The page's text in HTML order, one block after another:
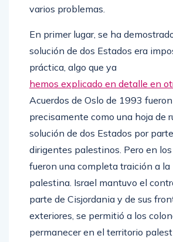
varios problemas.
En primer lugar, se ha
solución de dos Estados era
práctica, algo que ya
hemos explicado en detalle en
Acuerdos de Oslo de 1993
precisamente como una hoja de
solución de dos Estados por
dirigentes palestinos. Pero en
fueron una completa traición a la
palestina. Israel mantuvo el
parte de Cisjordania y de sus
exteriores, se permitió a los
permanecer en el territorio